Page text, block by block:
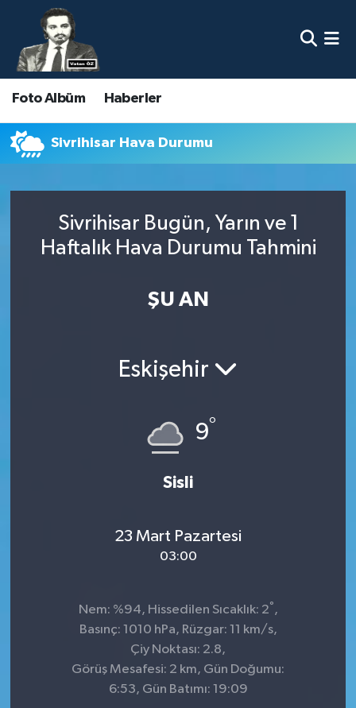
Foto Albüm Haberler
Sivrihisar Hava Durumu
Sivrihisar Bugün, Yarın ve 1
Haftalık Hava Durumu Tahmini
ŞU AN
Eskişehir
9°
Sisli
23 Mart Pazartesi
03:00
Nem: %94, Hissedilen Sıcaklık: 2° ,
Basınç: 1010 hPa, Rüzgar: 11 km/s,
Çiy Noktası: 2.8,
Görüş Mesafesi: 2 km, Gün Doğumu:
6:53, Gün Batımı: 19:09
Nöbetçi Eczaneler
Hava Durumu
Namaz Vakitleri
Süper Lig Puan Durumu ve Fikstür
Son Dakika Haberleri